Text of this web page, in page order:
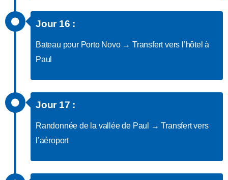
Jour 16 :
Bateau pour Porto Novo → Transfert vers l’hôtel à
Paul
Jour 17 :
Randonnée de la vallée de Paul → Transfert vers
l’aéroport